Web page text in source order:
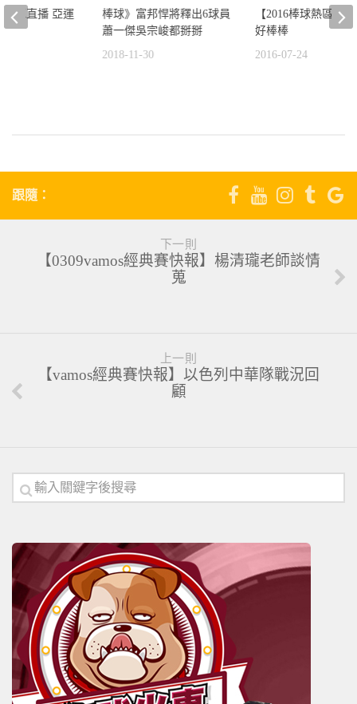
棒球》富邦悍將釋出6球員
蕭一傑吳宗峻都掰掰
2018-11-30
【2016棒球熱區#9
好棒棒
2016-07-24
火車直播 亞運
顧
跟隨：
下一則
【0309vamos經典賽快報】楊清瓏老師談情
蒐
上一則
【vamos經典賽快報】以色列中華隊戰況回
顧